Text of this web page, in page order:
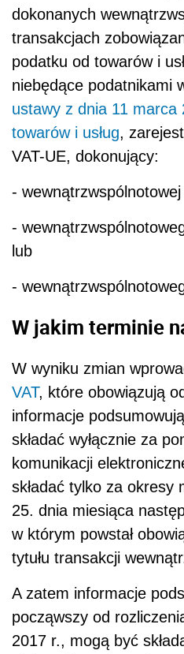
dokonanych
transakcjach
podatku od towarów i
niebędące podatnikami
ustawy z dnia 11 marca
towarów i usług,
VAT-UE, dokonujący:
-
-
lub
-
W jakim terminie
W wyniku zmian
VAT, które obowiązują
informacje
składać wyłącznie za
komunikacji
składać tylko za okresy
25. dnia miesiąca
w którym powstał
tytułu transakcji
A zatem informacje
począwszy od
2017 r., mogą być